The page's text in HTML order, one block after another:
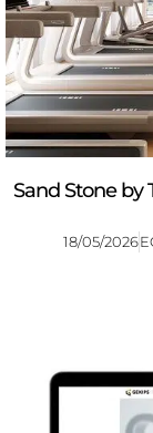
Sand Stone by
18/05/2026